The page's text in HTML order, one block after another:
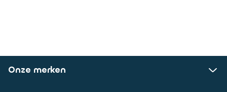
Onze merken